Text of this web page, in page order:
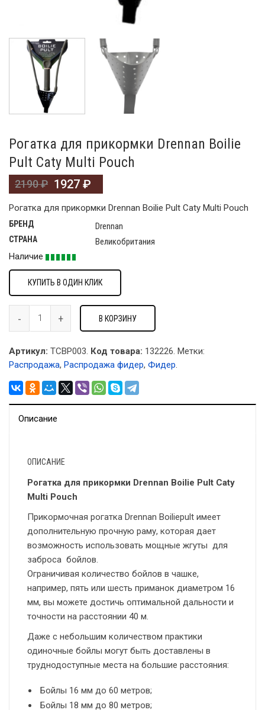
Рогатка для прикормки Drennan Boilie
Pult Caty Multi Pouch
2190₽ 1927 ₽
Рогатка для прикормки Drennan Boilie Pult Caty Multi Pouch
БРЕНД Drennan
СТРАНА
Великобритания
Наличие
КУПИТЬ В ОДИН КЛИК
В КОРЗИНУ
Артикул: TCBP003. Код товара: 132226. Метки:
Распродажа, Распродажа фидер, Фидер.
Описание
ОПИСАНИЕ
Рогатка для прикормки Drennan Boilie Pult Caty
Multi Pouch
Прикормочная рогатка Drennan Boiliepult имеет
дополнительную прочную раму, которая дает
возможность использовать мощные жгуты для
заброса бойлов.
Ограничивая количество бойлов в чашке,
например, пять или шесть приманок диаметром 16
мм, вы можете достичь оптимальной дальности и
точности на расстоянии 40 м.
Даже с небольшим количеством практики
одиночные бойлы могут быть доставлены в
труднодоступные места на большие расстояния:
Бойлы 16 мм до 60 метров;
Бойлы 18 мм до 80 метров;